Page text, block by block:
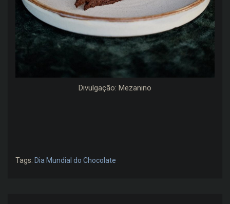
Divulgação: Mezanino
Tags: Dia Mundial do Chocolate